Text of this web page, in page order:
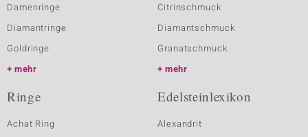
Damenringe
Diamantringe
Goldringe
mehr
Citrinschmuck
Diamantschmuck
Granatschmuck
mehr
Ringe
Achat Ring
Edelsteinlexikon
Alexandrit